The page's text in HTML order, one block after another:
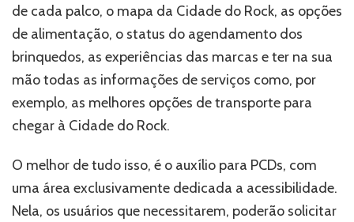
de cada palco, o mapa da Cidade do Rock, as opções
de alimentação, o status do agendamento dos
brinquedos, as experiências das marcas e ter na sua
mão todas as informações de serviços como, por
exemplo, as melhores opções de transporte para
chegar à Cidade do Rock.
O melhor de tudo isso, é o auxílio para PCDs, com
uma área exclusivamente dedicada a acessibilidade.
Nela, os usuários que necessitarem, poderão solicitar